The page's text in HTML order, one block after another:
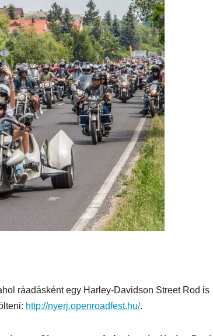
ráadásként egy Harley-Davidson Street Rod is
http://nyerj.openroadfest.hu/.
SUPERHAIR-
keratinos
hőillesztés
meg
ÉTTEREM MEGKÓSTOLTUK